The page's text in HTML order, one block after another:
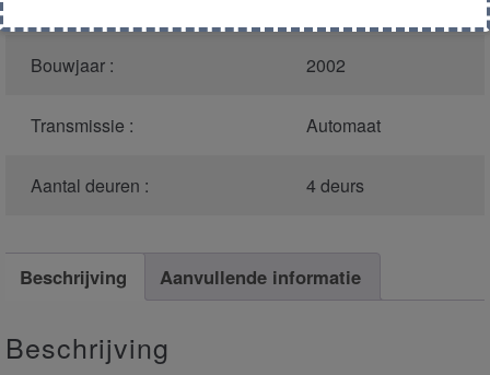
Bouwjaar : 2002
Transmissie : Automaat
Aantal deuren : 4 deurs
Beschrijving Aanvullende informatie
Beschrijving